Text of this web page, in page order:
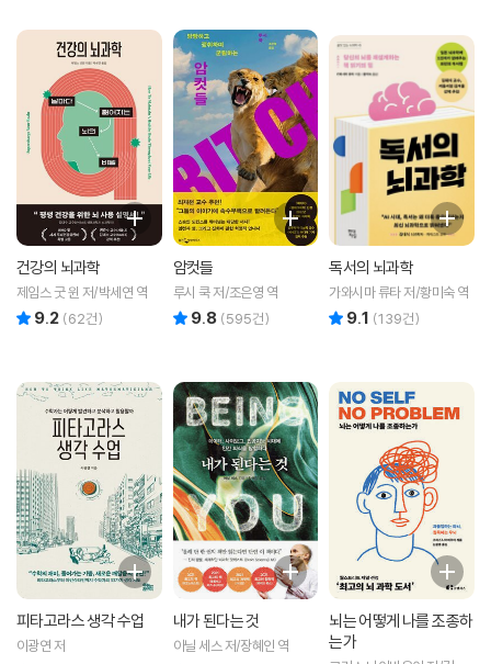
건강의 뇌과학
제임스 굿 윈 저/박세연 역
9.2 (62건)
암컷들
루시 쿡 저/조은영 역
9.8 (595건)
독서의 뇌과학
가와시마 류타 저/황미숙 역
9.1 (139건)
피타고라스 생각 수업
이광연 저
내가 된다는 것
아닐 세스 저/장혜인 역
뇌는 어떻게 나를 조종하
는가